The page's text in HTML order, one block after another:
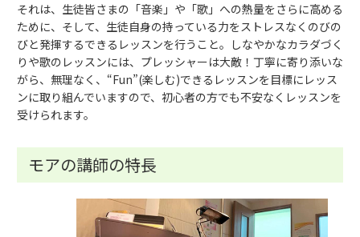
それは、生徒皆さまの「音楽」や「歌」への熱量をさらに高める
ために、そして、生徒自身の持っている力をストレスなくのびの
びと発揮するできるレッスンを行うこと。しなやかなカラダづく
りや歌のレッスンには、プレッシャーは大敵！丁寧に寄り添いな
がら、無理なく、“Fun”(楽しむ)できるレッスンを目標にレッス
ンに取り組んでいますので、初心者の方でも不安なくレッスンを
受けられます。
モアの講師の特長